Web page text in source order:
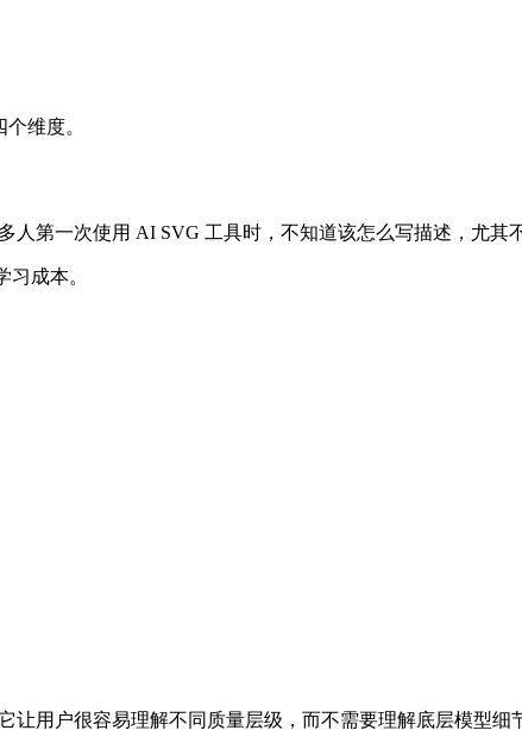
维度。
第一次使用 AI SVG 工具时，不知道该怎么写描述，尤其
成本。
让用户很容易理解不同质量层级，而不需要理解底层模型细